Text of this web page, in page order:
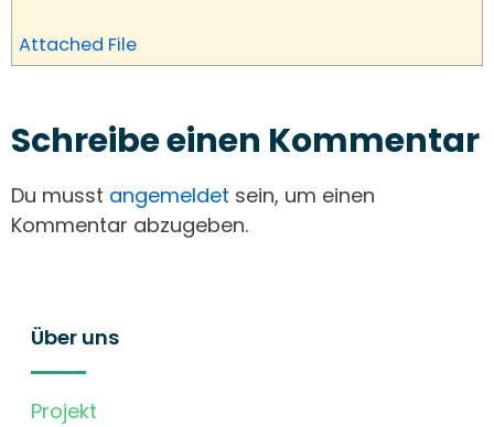
Attached File
Schreibe einen Kommentar
Du musst angemeldet sein, um einen
Kommentar abzugeben.
Über uns
Projekt